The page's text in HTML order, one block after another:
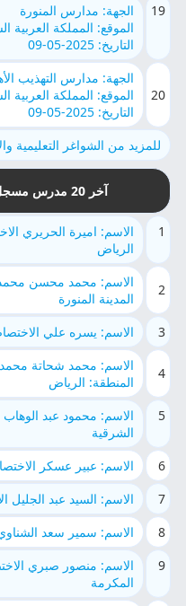
19
الجهة: مدارس المنورة
الموقع: المملكة العربية
التاريخ: 2025-05-09
20
الجهة: مدارس التهذيب
الموقع: المملكة العربية
التاريخ: 2025-05-09
للمزيد من الشواغر التعليمية
آخر 20 مدرس مسجل في الموقع في السعودية
1
الاسم: اميرة الحريري
الرياض
2
الاسم: محمد محسن
المدينة المنورة
3
الاسم: يسره علي
4
الاسم: محمد شحاتة
المنطقة: الرياض
5
الاسم: محمود عبد الوهاب
الشرقية
6
الاسم: عبير عسكر
7
الاسم: السيد عبد الجليل
8
الاسم: سمير سعد
9
الاسم: منصور صبري
المكرمة